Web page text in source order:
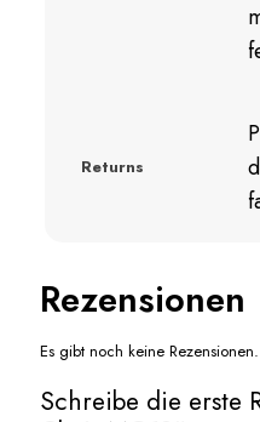
Returns
Rezensionen
Es gibt noch keine Rezensionen.
Schreibe die erste